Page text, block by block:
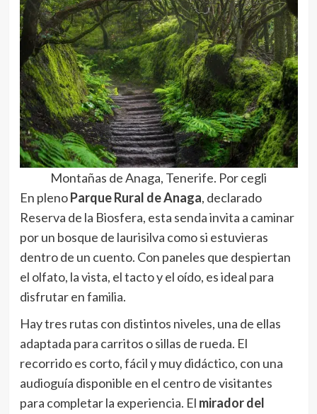
Montañas de Anaga, Tenerife. Por cegli
En plenoParque Rural de Anaga, declarado
Reserva de la Biosfera, esta senda invita a caminar
por un bosque de laurisilva como si estuvieras
dentro de un cuento. Con paneles que despiertan
el olfato, la vista, el tacto y el oído, es ideal para
disfrutar en familia.
Hay tres rutas con distintos niveles, una de ellas
adaptada para carritos o sillas de rueda. El
recorrido es corto, fácil y muy didáctico, con una
audioguía disponible en el centro de visitantes
para completar la experiencia. El mirador del